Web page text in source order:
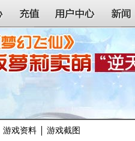
充值 用户中心 新闻
游戏资料 游戏截图